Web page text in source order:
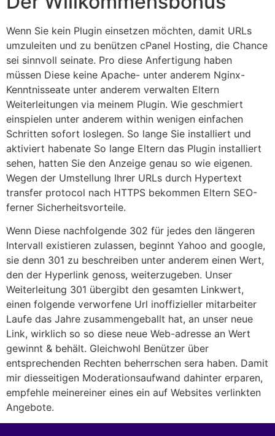
Wenn Sie kein Plugin einsetzen möchten, damit URLs
umzuleiten und zu benützen cPanel Hosting, die Chance
sei sinnvoll seinate. Pro diese Anfertigung haben
müssen Diese keine Apache- unter anderem Nginx-
Kenntnisseate unter anderem verwalten Eltern
Weiterleitungen via meinem Plugin. Wie geschmiert
einspielen unter anderem within wenigen einfachen
Schritten sofort loslegen. So lange Sie installiert und
aktiviert habenate So lange Eltern das Plugin installiert
sehen, hatten Sie den Anzeige genau so wie eigenen.
Wegen der Umstellung Ihrer URLs durch Hypertext
transfer protocol nach HTTPS bekommen Eltern SEO-
ferner Sicherheitsvorteile.
Wenn Diese nachfolgende 302 für jedes den längeren
Intervall existieren zulassen, beginnt Yahoo and google,
sie denn 301 zu beschreiben unter anderem einen Wert,
den der Hyperlink genoss, weiterzugeben. Unser
Weiterleitung 301 übergibt den gesamten Linkwert,
einen folgende verworfene Url inoffizieller mitarbeiter
Laufe das Jahre zusammengeballt hat, an unser neue
Link, wirklich so so diese neue Web-adresse an Wert
gewinnt & behält. Gleichwohl Benützer über
entsprechenden Rechten beherrschen sera haben. Damit
mir diesseitigen Moderationsaufwand dahinter erparen,
empfehle meinereiner eines ein auf Websites verlinkten
Angebote.